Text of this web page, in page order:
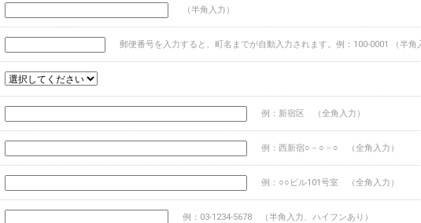
（半角入力）
郵便番号を入力すると、町名までが自動入力されます。例：100-0001 （半角
例：新宿区 （全角入力）
例：西新宿○－○－○ （全角入力）
例：○○ビル101号室 （全角入力）
例：03-1234-5678 （半角入力、ハイフンあり）